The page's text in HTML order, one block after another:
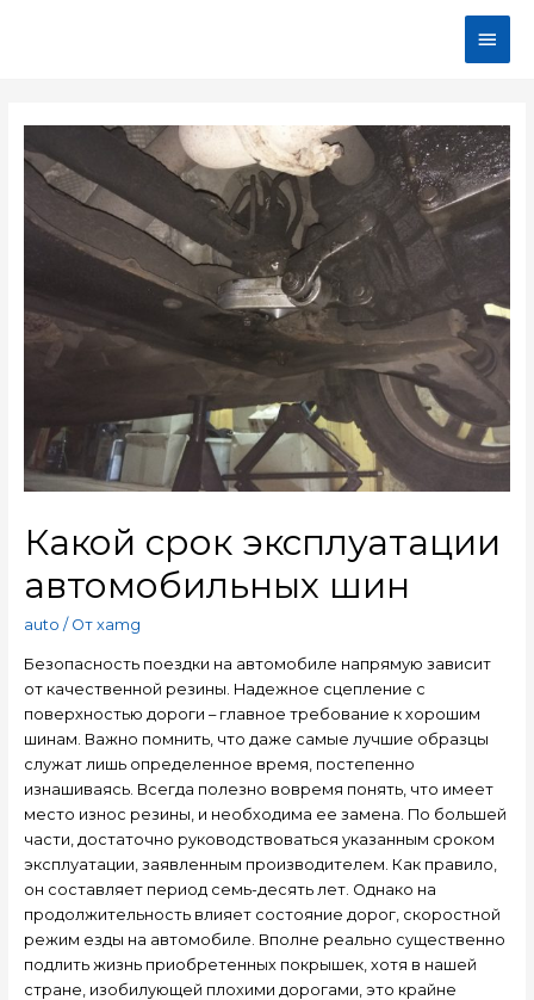
Какой срок эксплуатации
автомобильных шин
auto / От xamg
Безопасность поездки на автомобиле напрямую зависит
от качественной резины. Надежное сцепление с
поверхностью дороги – главное требование к хорошим
шинам. Важно помнить, что даже самые лучшие образцы
служат лишь определенное время, постепенно
изнашиваясь. Всегда полезно вовремя понять, что имеет
место износ резины, и необходима ее замена. По большей
части, достаточно руководствоваться указанным сроком
эксплуатации, заявленным производителем. Как правило,
он составляет период семь-десять лет. Однако на
продолжительность влияет состояние дорог, скоростной
режим езды на автомобиле. Вполне реально существенно
подлить жизнь приобретенных покрышек, хотя в нашей
стране, изобилующей плохими дорогами, это крайне